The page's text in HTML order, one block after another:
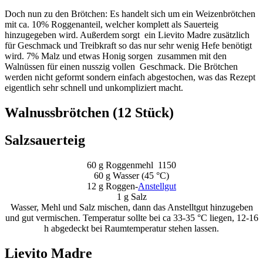
Doch nun zu den Brötchen: Es handelt sich um ein Weizenbrötchen
mit ca. 10% Roggenanteil, welcher komplett als Sauerteig
hinzugegeben wird. Außerdem sorgt ein Lievito Madre zusätzlich
für Geschmack und Treibkraft so das nur sehr wenig Hefe benötigt
wird. 7% Malz und etwas Honig sorgen zusammen mit den
Walnüssen für einen nusszig vollen Geschmack. Die Brötchen
werden nicht geformt sondern einfach abgestochen, was das Rezept
eigentlich sehr schnell und unkompliziert macht.
Walnussbrötchen (12 Stück)
Salzsauerteig
60 g Roggenmehl 1150
60 g Wasser (45 °C)
12 g Roggen-Anstellgut
1 g Salz
Wasser, Mehl und Salz mischen, dann das Anstelltgut hinzugeben
und gut vermischen. Temperatur sollte bei ca 33-35 °C liegen, 12-16
h abgedeckt bei Raumtemperatur stehen lassen.
Lievito Madre